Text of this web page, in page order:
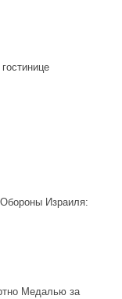
Израиля:
Медалью за